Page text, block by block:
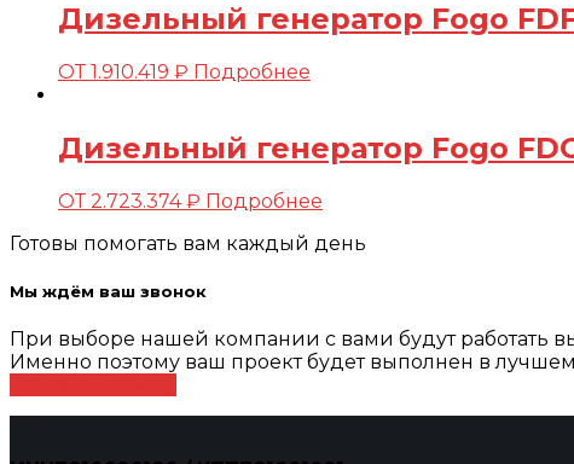
Дизельный генератор Fogo
ОТ 1.910.419 ₽ Подробнее
Дизельный генератор Fogo
ОТ 2.723.374₽ Подробнее
Готовы помогать вам каждый день
Мы ждём ваш звонок
При выборе нашей компании с вами будут
Именно поэтому ваш проект будет выполнен в